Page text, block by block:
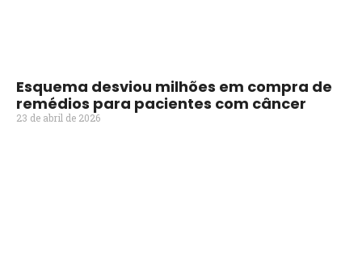
Esquema desviou milhões em compra de
remédios para pacientes com câncer
23 de abril de 2026